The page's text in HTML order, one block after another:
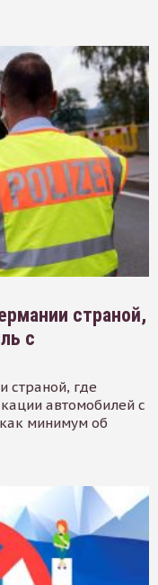
страной,
с
страной, где
автомобилей с
минимум об